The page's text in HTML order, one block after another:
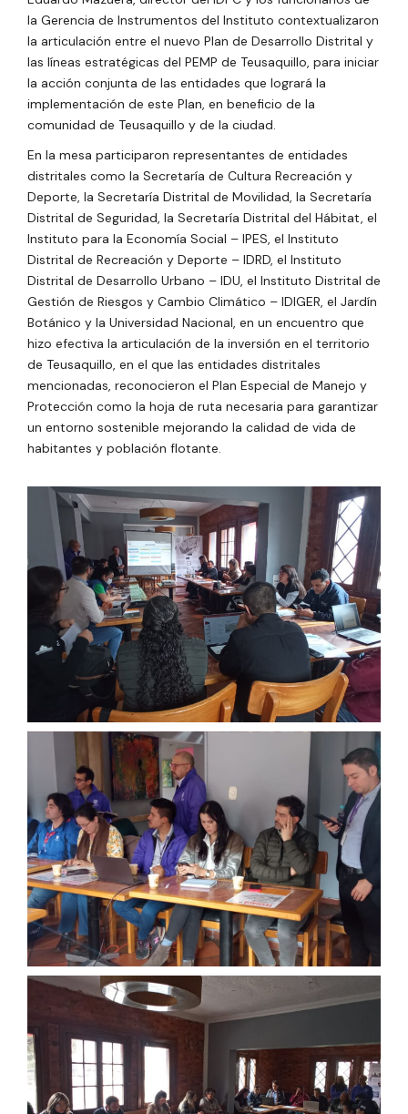
la Gerencia de Instrumentos del Instituto contextualizaron
la articulación entre el nuevo Plan de Desarrollo Distrital y
las líneas estratégicas del PEMP de Teusaquillo, para iniciar
la acción conjunta de las entidades que logrará la
implementación de este Plan, en beneficio de la
comunidad de Teusaquillo y de la ciudad.
En la mesa participaron representantes de entidades
distritales como la Secretaría de Cultura Recreación y
Deporte, la Secretaría Distrital de Movilidad, la Secretaría
Distrital de Seguridad, la Secretaría Distrital del Hábitat, el
Instituto para la Economía Social – IPES, el Instituto
Distrital de Recreación y Deporte – IDRD, el Instituto
Distrital de Desarrollo Urbano – IDU, el Instituto Distrital de
Gestión de Riesgos y Cambio Climático – IDIGER, el Jardín
Botánico y la Universidad Nacional, en un encuentro que
hizo efectiva la articulación de la inversión en el territorio
de Teusaquillo, en el que las entidades distritales
mencionadas, reconocieron el Plan Especial de Manejo y
Protección como la hoja de ruta necesaria para garantizar
un entorno sostenible mejorando la calidad de vida de
habitantes y población flotante.